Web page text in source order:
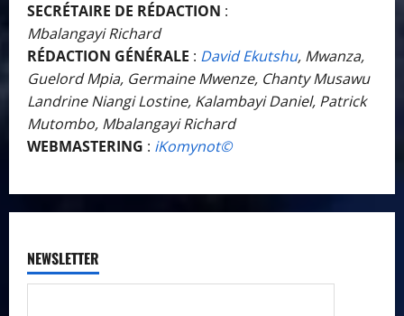
SECRÉTAIRE DE RÉDACTION :
Mbalangayi Richard
RÉDACTION GÉNÉRALE : David Ekutshu, Mwanza,
Guelord Mpia, Germaine Mwenze, Chanty Musawu
Landrine Niangi Lostine, Kalambayi Daniel, Patrick
Mutombo, Mbalangayi Richard
WEBMASTERING : iKomynot©️
NEWSLETTER